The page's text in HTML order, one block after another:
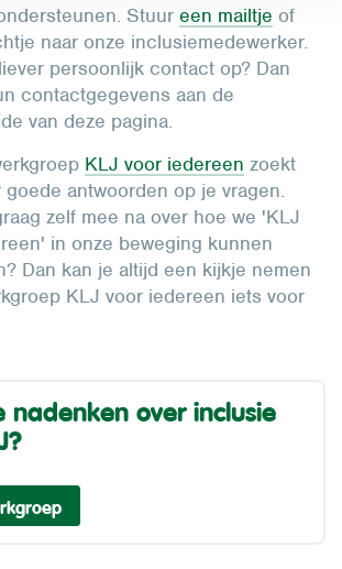
Stuur een mailtje of
naar onze inclusiemedewerker.
persoonlijk contact op? Dan
contactgegevens aan de
van deze pagina.
KLJ voor iedereen zoekt
goede antwoorden op je vragen.
zelf mee na over hoe we 'KLJ
in onze beweging kunnen
Dan kan je altijd een kijkje nemen
KLJ voor iedereen iets voor
nadenken over inclusie